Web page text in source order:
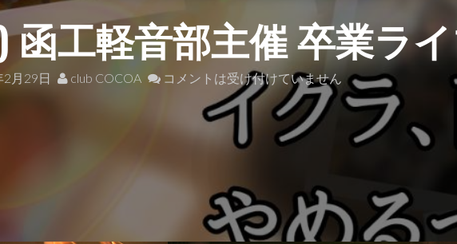
函工軽音部主催 卒業ラ
2月29日 club COCOA コメントは受け付けていません